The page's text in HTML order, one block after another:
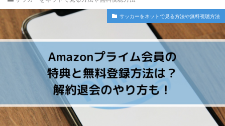
サッカーをネットで見る方法や無料視聴方法